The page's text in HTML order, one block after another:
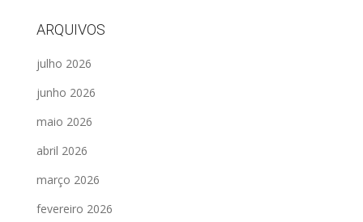
ARQUIVOS
julho 2026
junho 2026
maio 2026
abril 2026
março 2026
fevereiro 2026